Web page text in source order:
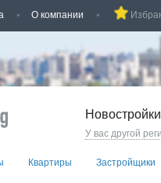
О компании
У вас другой
Квартиры Застройщики